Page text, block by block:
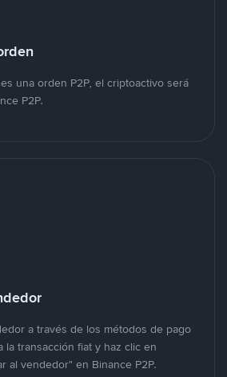
una orden P2P, el criptoactivo será
P2P.
a través de los métodos de pago
la transacción fiat y haz clic en
al vendedor" en Binance P2P.